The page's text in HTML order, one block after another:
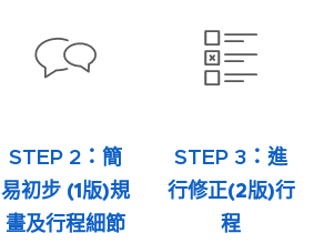
STEP 2： 簡
易初步 (1版)規
畫及行程細節
STEP 3：進
行修正(2版)行
程